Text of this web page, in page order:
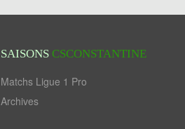
SAISONS CSCONSTANTINE
Matchs Ligue 1 Pro
Archives